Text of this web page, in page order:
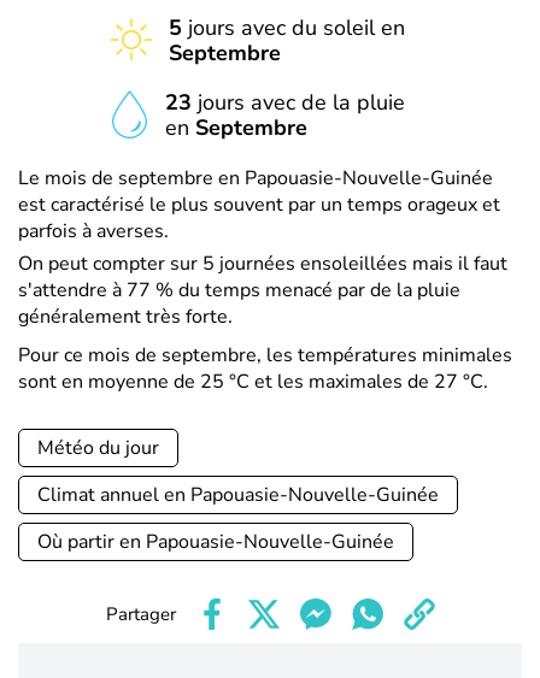
5 jours avec du soleil en
Septembre
23 jours avec de la pluie
en Septembre
Le mois de septembre en Papouasie-Nouvelle-Guinée
est caractérisé le plus souvent par un temps orageux et
parfois à averses.
On peut compter sur 5 journées ensoleillées mais il faut
s'attendre à 77 % du temps menacé par de la pluie
généralement très forte.
Pour ce mois de septembre, les températures minimales
sont en moyenne de 25 °C et les maximales de 27 °C.
Météo du jour
Climat annuel en Papouasie-Nouvelle-Guinée
Où partir en Papouasie-Nouvelle-Guinée
Partager